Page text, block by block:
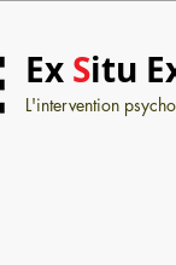
Ex Situ
L'intervention